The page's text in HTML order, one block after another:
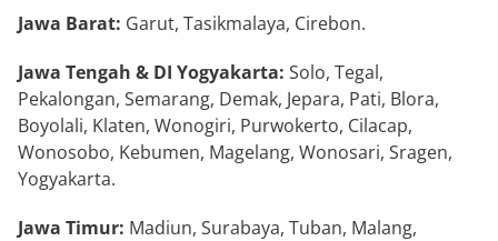
Jawa Barat: Garut, Tasikmalaya, Cirebon.
Jawa Tengah & DI Yogyakarta: Solo, Tegal,
Pekalongan, Semarang, Demak, Jepara, Pati, Blora,
Boyolali, Klaten, Wonogiri, Purwokerto, Cilacap,
Wonosobo, Kebumen, Magelang, Wonosari, Sragen,
Yogyakarta.
Jawa Timur: Madiun, Surabaya, Tuban, Malang,